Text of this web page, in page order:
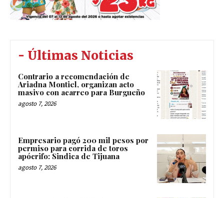
- Últimas Noticias
Contrario a recomendación de
Ariadna Montiel, organizan acto
masivo con acarreo para Burgueño
agosto 7, 2026
Empresario pagó 200 mil pesos por
permiso para corrida de toros
apócrifo: Sindica de Tijuana
agosto 7, 2026